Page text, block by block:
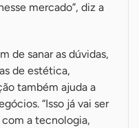
mercado”, diz a
de sanar as dúvidas,
de estética,
também ajuda a
“Isso já vai ser
com a tecnologia,